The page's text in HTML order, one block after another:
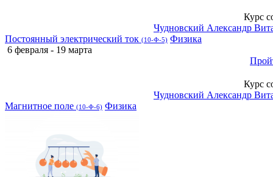
Курс
Чудновский Александр
Постоянный электрический ток (10-Ф-5) Физика
6 февраля - 19 марта
Курс
Чудновский Александр
Магнитное поле (10-Ф-6) Физика